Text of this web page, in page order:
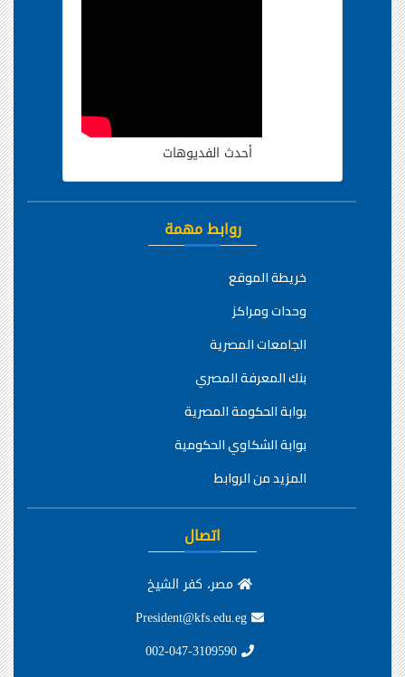
أحدث الفديوهات
روابط مهمة
خريطة الموقع
وحدات ومراكز
الجامعات المصرية
بنك المعرفة المصري
بوابة الحكومة المصرية
بوابة الشكاوي الحكومية
المزيد من الروابط
اتصال
مصر، كفر الشيخ